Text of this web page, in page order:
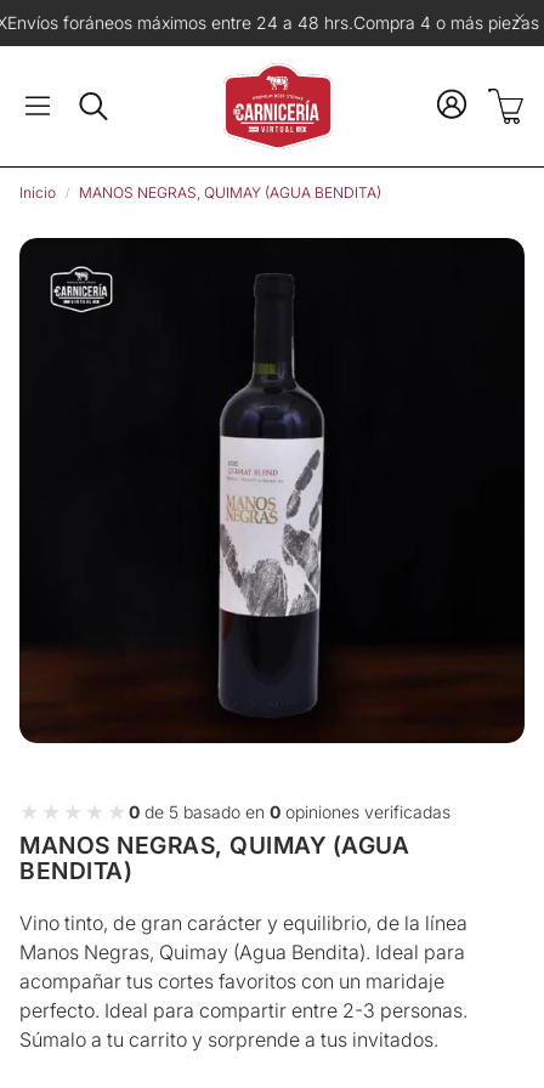
máximos entre 24 a 48 hrs.Compra 4 o más piezas del
Buscar
Inicio MANOS NEGRAS, QUIMAY (AGUA BENDITA)
★★★★★
★★★★★ 0 de 5 basado en 0 opiniones verificadas
MANOS NEGRAS, QUIMAY (AGUA
BENDITA)
Vino tinto, de gran carácter y equilibrio, de la línea
Manos Negras, Quimay (Agua Bendita). Ideal para
acompañar tus cortes favoritos con un maridaje
perfecto. Ideal para compartir entre 2-3 personas.
Súmalo a tu carrito y sorprende a tus invitados.